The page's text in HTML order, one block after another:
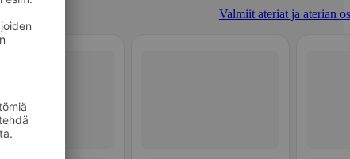
Valmiit ateriat ja aterian